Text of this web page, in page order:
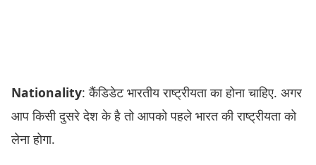
Nationality: कैंडिडेट भारतीय राष्ट्रीयता का होना चाहिए. अगर
आप किसी दुसरे देश के है तो आपको पहले भारत की राष्ट्रीयता को
लेना होगा.